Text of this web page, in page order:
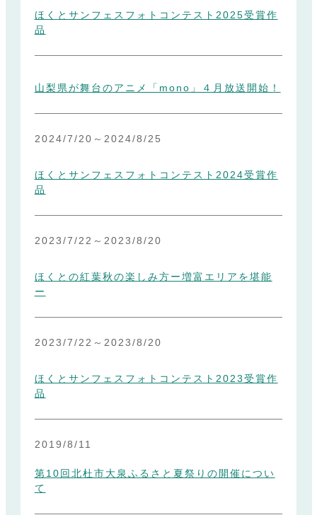
ほくとサンフェスフォトコンテスト2025受賞作
品
山梨県が舞台のアニメ「mono」４月放送開始！
2024/7/20 ～ 2024/8/25
ほくとサンフェスフォトコンテスト2024受賞作
品
2023/7/22 ～ 2023/8/20
ほくとの紅葉秋の楽しみ方ー増富エリアを堪能
ー
2023/7/22 ～ 2023/8/20
ほくとサンフェスフォトコンテスト2023受賞作
品
2019/8/11
第10回北杜市大泉ふるさと夏祭りの開催につい
て